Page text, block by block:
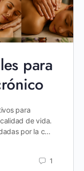
para
para
de vida.
por la c…
1